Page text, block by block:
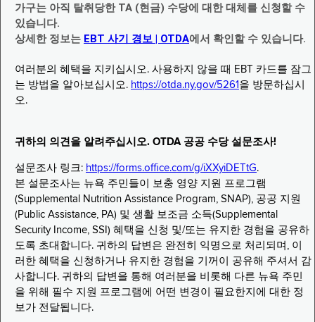
가구는 아직 탈취당한 TA (현금) 수당에 대한 대체를 신청할 수
있습니다.
상세한 정보는 EBT 사기 경보 | OTDA에서 확인할 수 있습니다.
여러분의 혜택을 지키십시오. 사용하지 않을 때 EBT 카드를 잠그
는 방법을 알아보십시오. https://otda.ny.gov/5261 을 방문하십시
오.
귀하의 의견을 알려주십시오. OTDA 공공 수당 설문조사!
설문조사 링크: https://forms.office.com/g/iXXyiDETtG.
본 설문조사는 뉴욕 주민들이 보충 영양 지원 프로그램
(Supplemental Nutrition Assistance Program, SNAP), 공공 지원
(Public Assistance, PA) 및 생활 보조금 소득(Supplemental
Security Income, SSI) 혜택을 신청 및/또는 유지한 경험을 공유하
도록 초대합니다. 귀하의 답변은 완전히 익명으로 처리되며, 이
러한 혜택을 신청하거나 유지한 경험을 기꺼이 공유해 주셔서 감
사합니다. 귀하의 답변을 통해 여러분을 비롯해 다른 뉴욕 주민
을 위해 필수 지원 프로그램에 어떤 변경이 필요한지에 대한 정
보가 전달됩니다.